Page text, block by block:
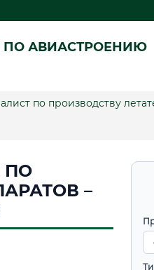
АВИАСТРОЕНИЮ
по производству
ПО
–